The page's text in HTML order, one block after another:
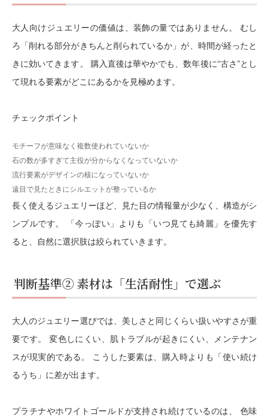
大人向けジュエリーの価値は、装飾の量ではありません。 むし
ろ「削れる部分がきちんと削られているか」が、時間が経ったと
きに効いてきます。 購入直後は華やかでも、数年後に“古さ”とし
て現れる要素がどこにあるかを見極めます。
チェックポイント
モチーフが意味なく複数使われていないか
石の数が多すぎて主役が分からなくなっていないか
流行要素がデザインの核になっていないか
遠目で見たときにシルエットが整っているか
長く使えるジュエリーほど、見た目の情報量が少なく、構造がシ
ンプルです。 「今っぽい」よりも「いつ見ても綺麗」を優先す
ると、自然に選択肢は絞られていきます。
判断基準② 素材は「生活耐性」で選ぶ
大人のジュエリー選びでは、美しさと同じくらい扱いやすさが重
要です。 変色しにくい、肌トラブルが起きにくい、メンテナン
スが現実的である。 こうした要素は、購入時よりも「使い続け
るうち」に差が出ます。
プラチナやホワイトゴールドが支持され続けているのは、 色味